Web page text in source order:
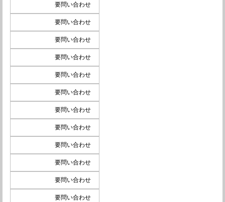
要問い合わせ
要問い合わせ
要問い合わせ
要問い合わせ
要問い合わせ
要問い合わせ
要問い合わせ
要問い合わせ
要問い合わせ
要問い合わせ
要問い合わせ
要問い合わせ